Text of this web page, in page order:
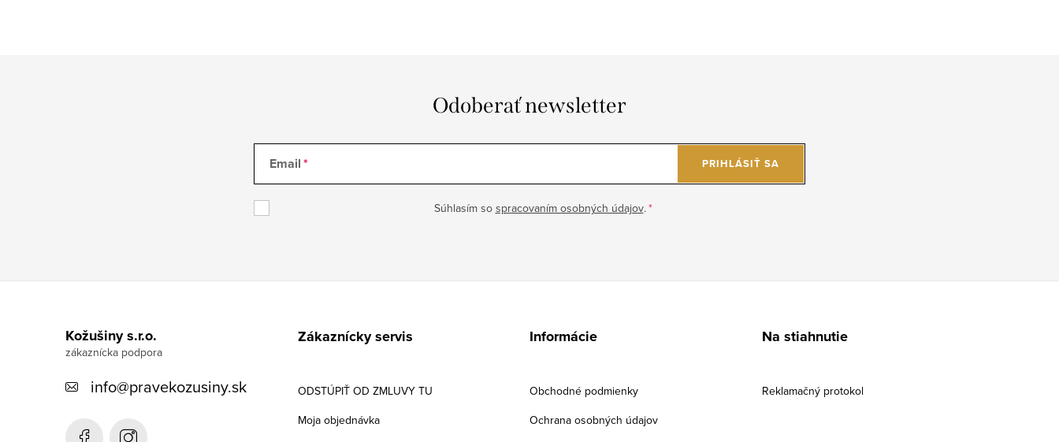
Odoberať newsletter
Email
Súhlasím so spracovaním osobných údajov.
PRIHLÁSIŤ SA
Kožušiny s.r.o.
info@pravekozusiny.sk
Zákaznícky servis
ODSTÚPIŤ OD ZMLUVY TU
Moja objednávka
Informácie
Obchodné podmienky
Ochrana osobných údajov
Na stiahnutie
Reklamačný protokol